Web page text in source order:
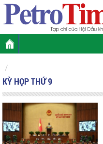
KỲ HỌP THỨ 9